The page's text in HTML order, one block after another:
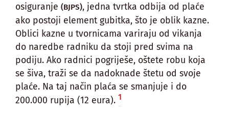
osiguranje (BJPS), jedna tvrtka odbija od plaće
ako postoji element gubitka, što je oblik kazne.
Oblici kazne u tvornicama variraju od vikanja
do naredbe radniku da stoji pred svima na
podiju. Ako radnici pogriješe, oštete robu koja
se šiva, traži se da nadoknade štetu od svoje
plaće. Na taj način plaća se smanjuje i do
200.000 rupija (12 eura). 1